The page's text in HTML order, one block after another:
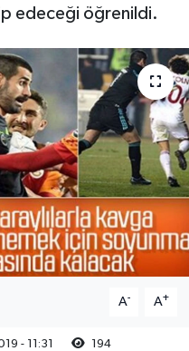
edeceği öğrenildi.
A- A+
- 11:31 194